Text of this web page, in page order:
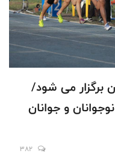
می شود/
و جوانان
382